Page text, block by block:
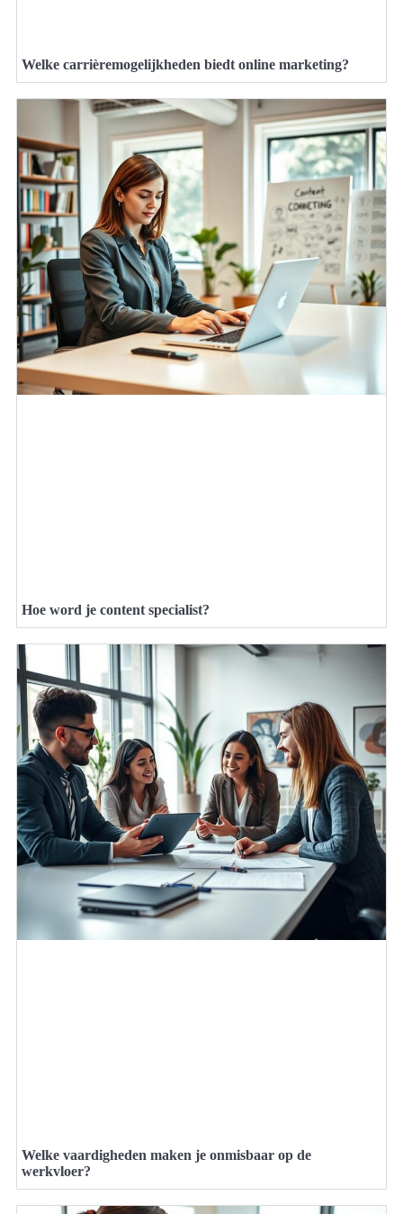
Welke carrièremogelijkheden biedt online marketing?
Hoe word je content specialist?
Welke vaardigheden maken je onmisbaar op de
werkvloer?